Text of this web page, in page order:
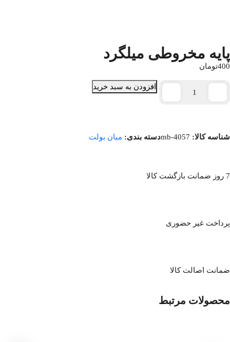
پایه مخروطی میلگرد
400تومان
افزودن به سبد خرید
شناسه کالا: mb-4057دسته بندی: میان بولت
7 روز ضمانت بازگشت کالا
پرداخت غیر حضوری
ضمانت اصالت کالا
محصولات مرتبط